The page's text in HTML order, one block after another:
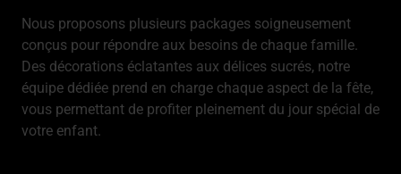
Nous proposons plusieurs packages soigneusement
conçus pour répondre aux besoins de chaque famille.
Des décorations éclatantes aux délices sucrés, notre
équipe dédiée prend en charge chaque aspect de la fête,
vous permettant de profiter pleinement du jour spécial de
votre enfant.